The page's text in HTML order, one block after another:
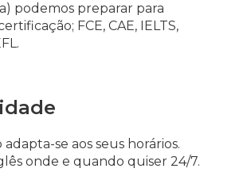
podemos preparar para
FCE, CAE, IELTS,
se aos seus horários.
onde e quando quiser 24/7.